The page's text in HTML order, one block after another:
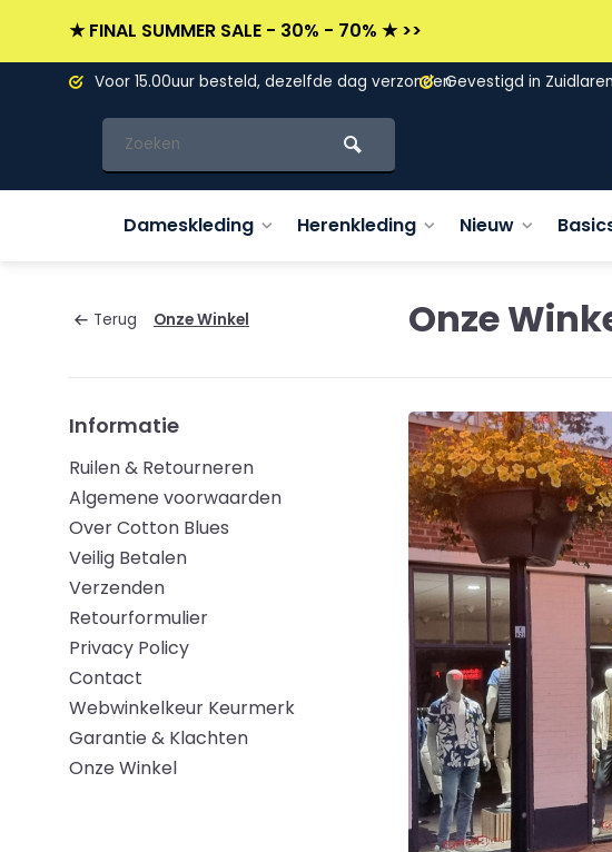
★ FINAL SUMMER SALE - 30% - 70% ★ >>
Voor 15.00uur besteld, dezelfde dag verzondenGevestigd in
Dameskleding Herenkleding Nieuw
Terug Onze Winkel Onze
Informatie
Ruilen & Retourneren
Algemene voorwaarden
Over Cotton Blues
Veilig Betalen
Verzenden
Retourformulier
Privacy Policy
Contact
Webwinkelkeur Keurmerk
Garantie & Klachten
Onze Winkel